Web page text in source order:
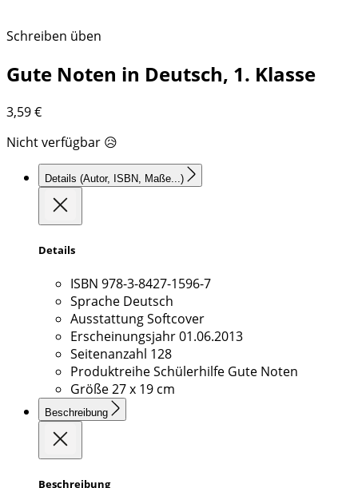
Schreiben üben
Gute Noten in Deutsch, 1. Klasse
3,59€
Nicht verfügbar 😥
Details (Autor, ISBN, Maße...)
Details
ISBN 978-3-8427-1596-7
Sprache Deutsch
AusstattungSoftcover
Erscheinungsjahr01.06.2013
Seitenanzahl 128
ProduktreiheSchülerhilfe Gute Noten
Größe27 x 19 cm
Beschreibung
Beschreibung